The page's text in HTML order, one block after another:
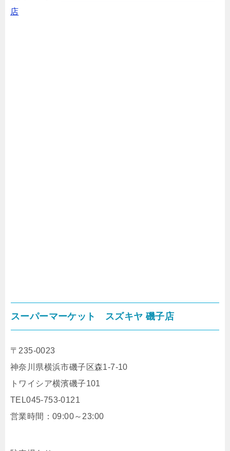
店
スーパーマーケット スズキヤ 磯子店
〒235-0023
神奈川県横浜市磯子区森1-7-10
トワイシア横濱磯子101
TEL045-753-0121
営業時間：09:00～23:00